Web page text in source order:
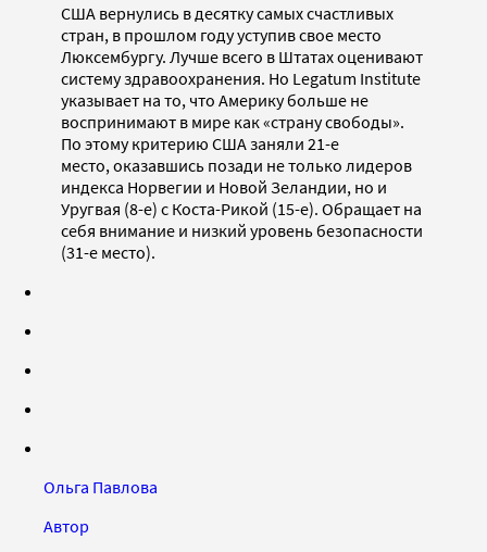
США вернулись в десятку самых счастливых
стран, в прошлом году уступив свое место
Люксембургу. Лучше всего в Штатах оценивают
систему здравоохранения. Но Legatum Institute
указывает на то, что Америку больше не
воспринимают в мире как «страну свободы».
По этому критерию США заняли 21-е
место, оказавшись позади не только лидеров
индекса Норвегии и Новой Зеландии, но и
Уругвая (8-е) с Коста-Рикой (15-е). Обращает на
себя внимание и низкий уровень безопасности
(31-е место).
Ольга Павлова
Автор